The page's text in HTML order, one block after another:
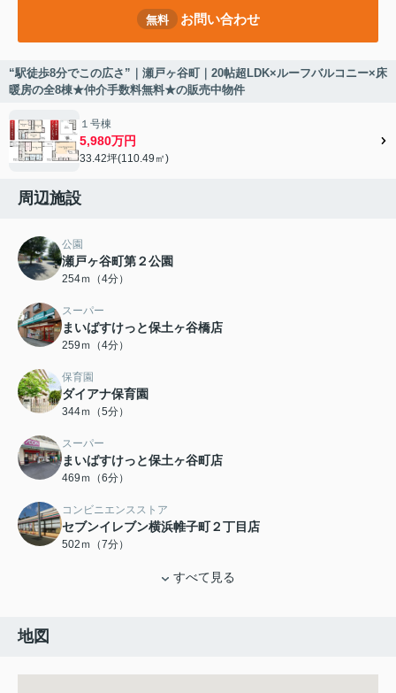
無料 お問い合わせ
“駅徒歩8分でこの広さ”｜瀬戸ヶ谷町｜20帖超LDK×ルーフバルコニー×床
暖房の全8棟★仲介手数料無料★の販売中物件
１号棟
5,980万円
33.42坪(110.49㎡)
周辺施設
公園
瀬戸ヶ谷町第２公園
254ｍ（4分）
スーパー
まいばすけっと保土ヶ谷橋店
259ｍ（4分）
保育園
ダイアナ保育園
344ｍ（5分）
スーパー
まいばすけっと保土ヶ谷町店
469ｍ（6分）
コンビニエンスストア
セブンイレブン横浜帷子町２丁目店
502ｍ（7分）
すべて見る
地図